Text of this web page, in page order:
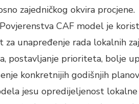
zajedničkog okvira
CAF model je
unapređenje rada lokalnih
postavljanje prioriteta, bolje
konkretnijih godišnjih
jesu opredijeljenost